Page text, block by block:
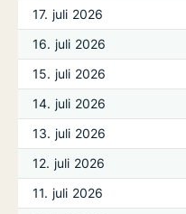
17. juli 2026
16. juli 2026
15. juli 2026
14. juli 2026
13. juli 2026
12. juli 2026
11. juli 2026